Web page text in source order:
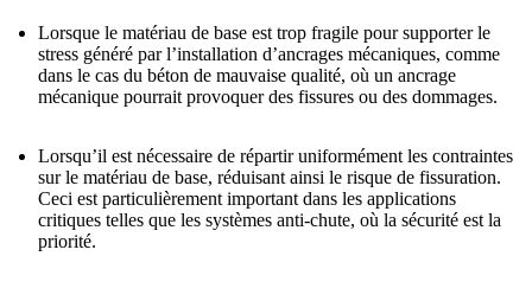
Lorsque le matériau de base est trop fragile pour supporter le
stress généré par l’installation d’ancrages mécaniques, comme
dans le cas du béton de mauvaise qualité, où un ancrage
mécanique pourrait provoquer des fissures ou des dommages.
Lorsqu’il est nécessaire de répartir uniformément les contraintes
sur le matériau de base, réduisant ainsi le risque de fissuration.
Ceci est particulièrement important dans les applications
critiques telles que les systèmes anti-chute, où la sécurité est la
priorité.